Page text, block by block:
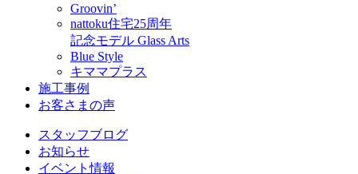
Groovin’
nattoku住宅25周年
記念モデル Glass Arts
Blue Style
キママプラス
施工事例
お客さまの声
スタッフブログ
お知らせ
イベント情報